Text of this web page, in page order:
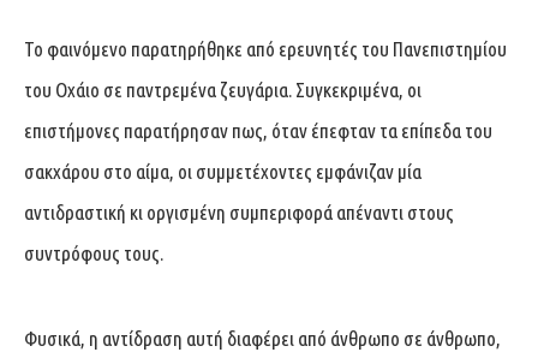
Το φαινόμενο παρατηρήθηκε από ερευνητές του Πανεπιστημίου
του Οχάιο σε παντρεμένα ζευγάρια. Συγκεκριμένα, οι
επιστήμονες παρατήρησαν πως, όταν έπεφταν τα επίπεδα του
σακχάρου στο αίμα, οι συμμετέχοντες εμφάνιζαν μία
αντιδραστική κι οργισμένη συμπεριφορά απέναντι στους
συντρόφους τους.
Φυσικά, η αντίδραση αυτή διαφέρει από άνθρωπο σε άνθρωπο,